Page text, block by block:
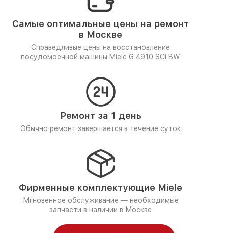
Самые оптимальные цены на ремонт
в Москве
Справедливые цены на восстановление
посудомоечной машины Miele G 4910 SCi BW
Ремонт за 1 день
Обычно ремонт завершается в течение суток
Фирменные комплектующие Miele
Мгновенное обслуживание — необходимые
запчасти в наличии в Москве